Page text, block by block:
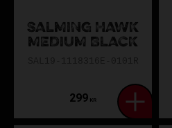
SALMING HAWK
MEDIUM BLACK
299 KR